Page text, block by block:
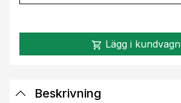
shopping_cart Lägg i kundvagn
Beskrivning